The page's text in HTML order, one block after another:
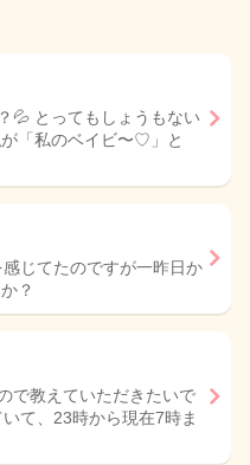
💦 とってもしょうもない
「私のベイビ〜♡」と
じてたのですが一昨日か
？
で教えていただきたいで
て、23時から現在7時ま